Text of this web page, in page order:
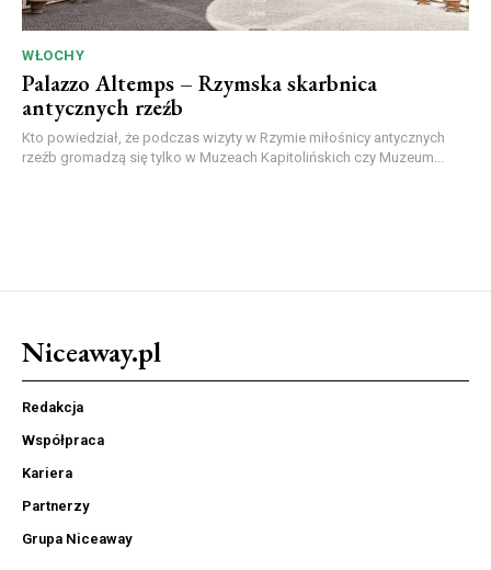
WŁOCHY
Palazzo Altemps – Rzymska skarbnica
antycznych rzeźb
Kto powiedział, że podczas wizyty w Rzymie miłośnicy antycznych
rzeźb gromadzą się tylko w Muzeach Kapitolińskich czy Muzeum...
Niceaway.pl
Redakcja
Współpraca
Kariera
Partnerzy
Grupa Niceaway